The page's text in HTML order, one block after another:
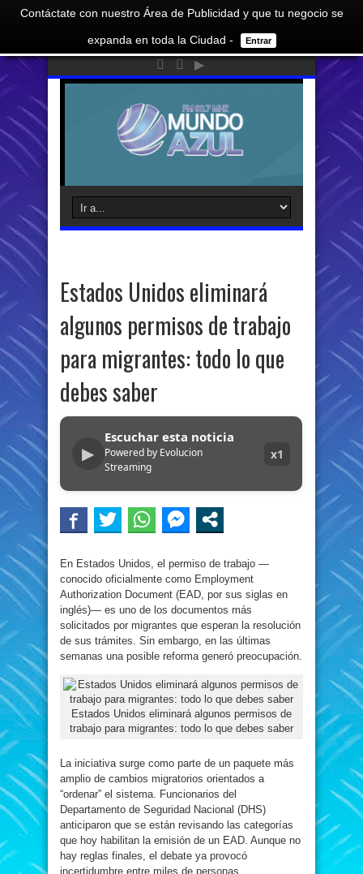
Contáctate con nuestro Área de Publicidad y que tu negocio se
expanda en toda la Ciudad - Entrar
Estados Unidos eliminará
algunos permisos de trabajo
para migrantes: todo lo que
debes saber
▶
Escuchar esta noticia
Powered by Evolucion
Streaming
x1
En Estados Unidos, el permiso de trabajo —
conocido oficialmente como Employment
Authorization Document (EAD, por sus siglas en
inglés)— es uno de los documentos más
solicitados por migrantes que esperan la resolución
de sus trámites. Sin embargo, en las últimas
semanas una posible reforma generó preocupación.
Estados Unidos eliminará algunos permisos de
trabajo para migrantes: todo lo que debes saber
La iniciativa surge como parte de un paquete más
amplio de cambios migratorios orientados a
“ordenar” el sistema. Funcionarios del
Departamento de Seguridad Nacional (DHS)
anticiparon que se están revisando las categorías
que hoy habilitan la emisión de un EAD. Aunque no
hay reglas finales, el debate ya provocó
incertidumbre entre miles de personas.